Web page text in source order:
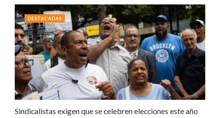
Sindicalistas exigen que se celebren elecciones este año
DESTACADAS